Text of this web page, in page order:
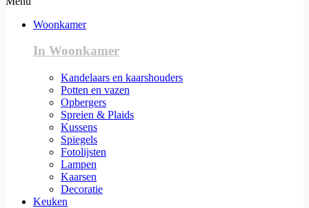
Woonkamer
In Woonkamer
Kandelaars en kaarshouders
Potten en vazen
Opbergers
Spreien & Plaids
Kussens
Spiegels
Fotolijsten
Lampen
Kaarsen
Decoratie
Keuken